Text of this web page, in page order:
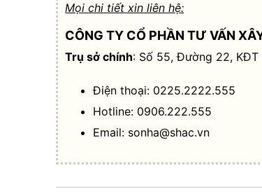
Mọi chi tiết xin liên hệ:
CÔNG TY CỔ PHẦN TƯ VẤN
Trụ sở chính: Số 55, Đường 22, KĐT
Điện thoại: 0225.2222.555
Hotline: 0906.222.555
Email: sonha@shac.vn